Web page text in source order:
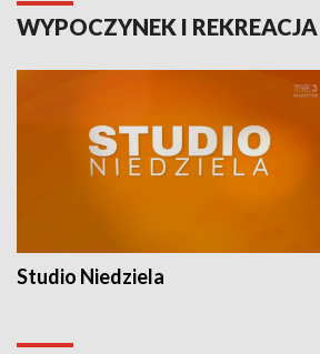
WYPOCZYNEK I REKREACJA
Studio Niedziela